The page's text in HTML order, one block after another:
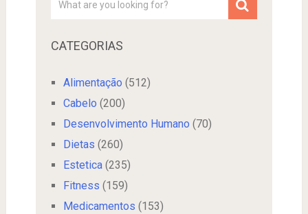
CATEGORIAS
Alimentação (512)
Cabelo (200)
Desenvolvimento Humano (70)
Dietas (260)
Estetica(235)
Fitness (159)
Medicamentos (153)